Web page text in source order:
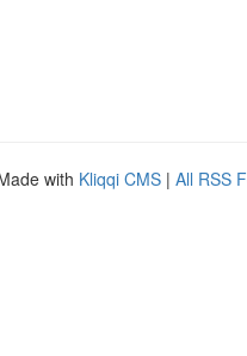
with Kliqqi CMS | All RSS